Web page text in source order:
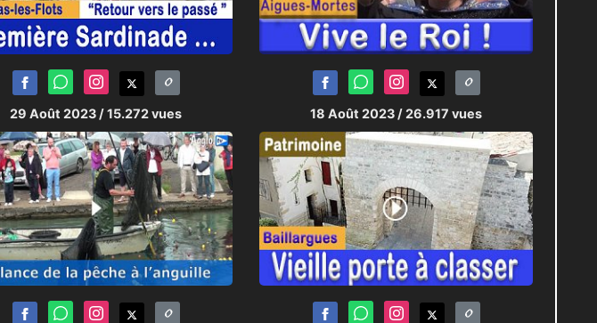
29 Août 2023 / 15.272 vues 18 Août 2023 / 26.917 vues